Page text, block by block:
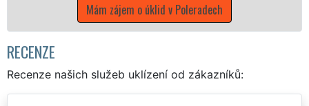
Mám zájem o úklid v Poleradech
RECENZE
Recenze našich služeb uklízení od zákazníků: